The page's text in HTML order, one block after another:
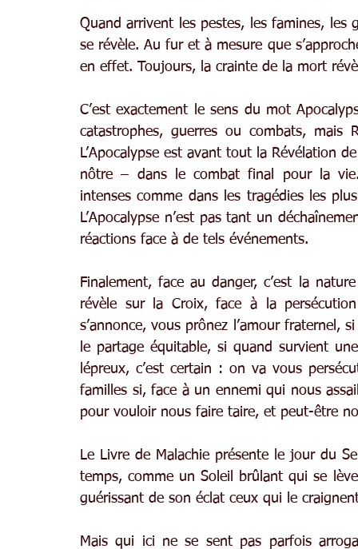
Quand arrivent les pestes, les famines, les
se révèle. Au fur et à mesure que
en effet. Toujours, la crainte de la mort
C’est exactement le sens du mot
catastrophes, guerres ou combats, mais
L’Apocalypse est avant tout la Révélation
nôtre – dans le combat final pour la
intenses comme dans les tragédies les
L’Apocalypse n’est pas tant un
réactions face à de tels événements.
Finalement, face au danger, c’est la
révèle sur la Croix, face à la
s’annonce, vous prônez l’amour fraternel,
le partage équitable, si quand survient
lépreux, c’est certain : on va vous
familles si, face à un ennemi qui nous
pour vouloir nous faire taire, et peut-être
Le Livre de Malachie présente le jour du
temps, comme un Soleil brûlant qui se
guérissant de son éclat ceux qui le
Mais qui ici ne se sent pas parfois